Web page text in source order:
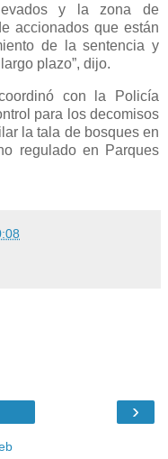
y la zona de
accionados que están
de la sentencia y
plazo”, dijo.
con la Policía
para los decomisos
la tala de bosques en
regulado en Parques
›